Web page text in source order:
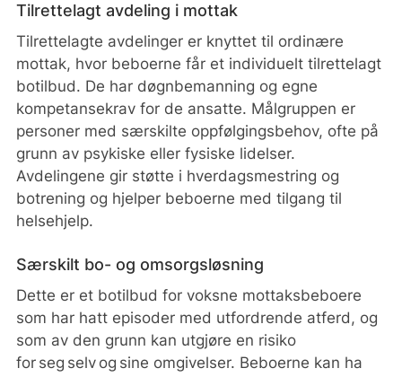
Tilrettelagt avdeling i mottak
Tilrettelagte avdelinger er knyttet til ordinære
mottak, hvor beboerne får et individuelt tilrettelagt
botilbud. De har døgnbemanning og egne
kompetansekrav for de ansatte. Målgruppen er
personer med særskilte oppfølgingsbehov, ofte på
grunn av psykiske eller fysiske lidelser.
Avdelingene gir støtte i hverdagsmestring og
botrening og hjelper beboerne med tilgang til
helsehjelp.
Særskilt bo- og omsorgsløsning
Dette er et botilbud for voksne mottaksbeboere
som har hatt episoder med utfordrende atferd, og
som av den grunn kan utgjøre en risiko
for seg selv og sine omgivelser. Beboerne kan ha